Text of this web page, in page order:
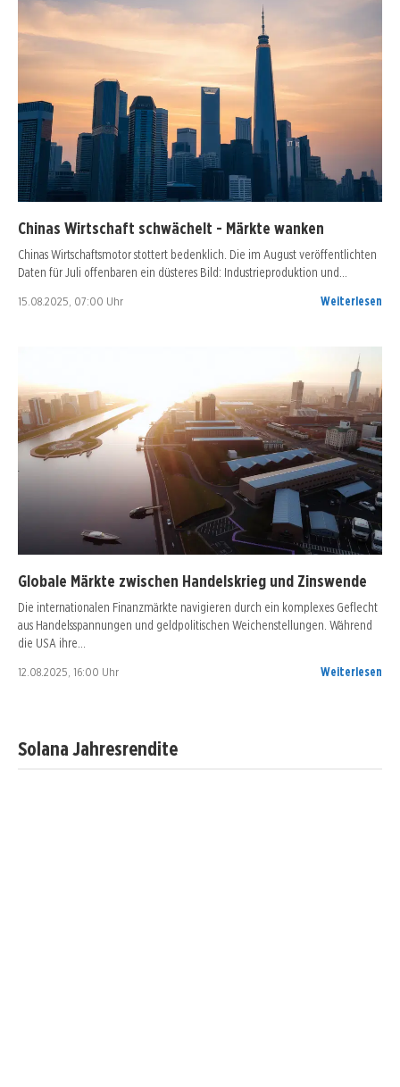
Chinas Wirtschaft schwächelt - Märkte wanken
Chinas Wirtschaftsmotor stottert bedenklich. Die im August veröffentlichten
Daten für Juli offenbaren ein düsteres Bild: Industrieproduktion und…
15.08.2025, 07:00 Uhr Weiterlesen
Globale Märkte zwischen Handelskrieg und Zinswende
Die internationalen Finanzmärkte navigieren durch ein komplexes Geflecht
aus Handelsspannungen und geldpolitischen Weichenstellungen. Während
die USA ihre…
12.08.2025, 16:00 Uhr Weiterlesen
Solana Jahresrendite